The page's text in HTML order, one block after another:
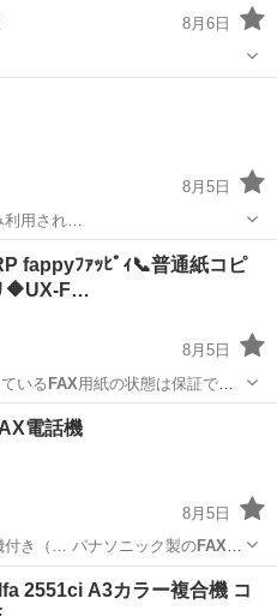
8月6日
8月5日
用され…
fappyﾌｧｯﾋﾟｨ📞普通紙コピ
🔶UX-F…
8月5日
いるFAX用紙の状態は保証でき
電話機
8月5日
電話機 子機付き（… パナソニック製のFAX機
ス、FAX機能 ■セット内容…
2551ci A3カラー複合機 コ